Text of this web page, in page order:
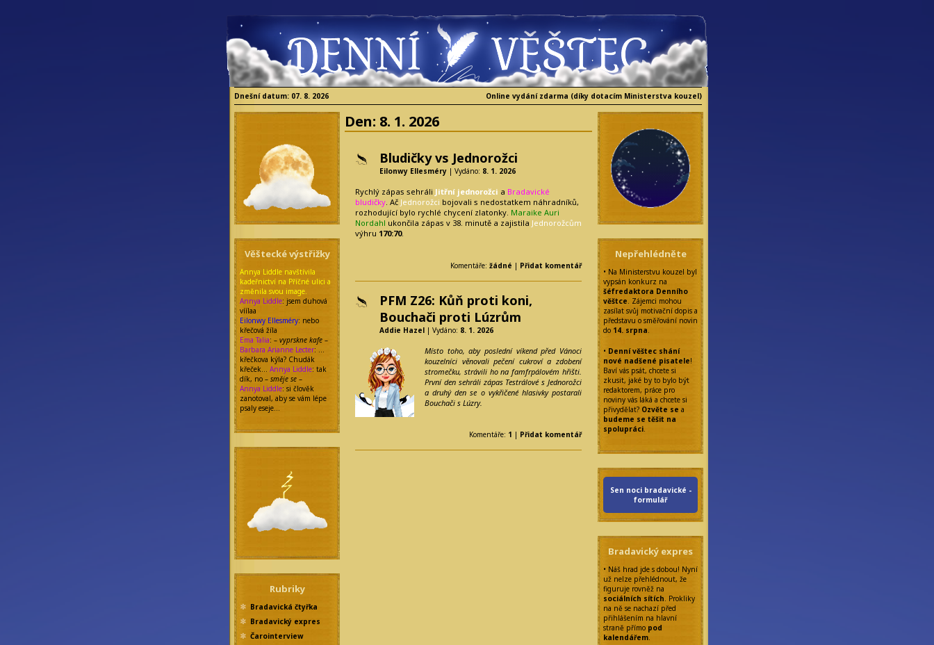
Dnešní datum: 07. 8. 2026 Online vydání zdarma (díky dotacím Ministerstva kouzel)
Věštecké výstřižky
Annya Liddle navštívila
kadeřnictví na Příčné ulici a
změnila svou image.
Annya Liddle: jsem duhová
víílaa
Eilonwy Ellesméry: nebo
křečová žíla
Ema Talia: – vyprskne kafe –
Barbara Arianne Lecter: …
křečkova kýla? Chudák
křeček… Annya Liddle: tak
dík, no – směje se –
Annya Liddle: si člověk
zanotoval, aby se vám lépe
psaly eseje…
Rubriky
Bradavická čtyřka
Bradavický expres
Čarointerview
Den: 8. 1. 2026
Bludičky vs Jednorožci
Eilonwy Ellesméry | Vydáno: 8. 1. 2026
Rychlý zápas sehráli Jitřní jednorožci a Bradavické
bludičky. Ač Jednorožci bojovali s nedostatkem náhradníků,
rozhodující bylo rychlé chycení zlatonky. Maraike Auri
Nordahl ukončila zápas v 38. minutě a zajistila Jednorožcům
výhru 170:70.
Komentáře: žádné | Přidat komentář
PFM Z26: Kůň proti koni,
Bouchači proti Lúzrům
Addie Hazel | Vydáno: 8. 1. 2026
Místo toho, aby poslední víkend před Vánoci
kouzelníci věnovali pečení cukroví a zdobení
stromečku, strávili ho na famfrpálovém hřišti.
První den sehráli zápas Testrálové s Jednorožci
a druhý den se o vykřičené hlasivky postarali
Bouchači s Lúzry.
Komentáře: 1 | Přidat komentář
Nepřehlédněte
• Na Ministerstvu kouzel byl
vypsán konkurz na
šéfredaktora Denního
věštce. Zájemci mohou
zasílat svůj motivační dopis a
představu o směřování novin
do 14. srpna.
• Denní věštec shání
nové nadšené pisatele!
Baví vás psát, chcete si
zkusit, jaké by to bylo být
redaktorem, práce pro
noviny vás láká a chcete si
přivydělat? Ozvěte se a
budeme se těšit na
spolupráci.
Sen noci bradavické -
formulář
Bradavický expres
• Náš hrad jde s dobou! Nyní
už nelze přehlédnout, že
figuruje rovněž na
sociálních sítích. Prokliky
na ně se nachazí před
přihlášením na hlavní
straně přímo pod
kalendářem.